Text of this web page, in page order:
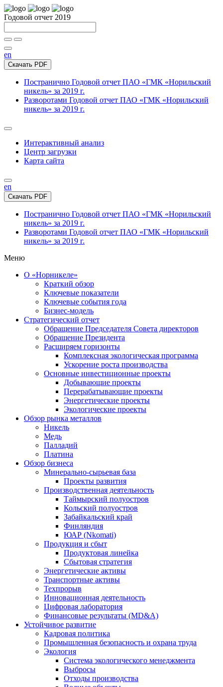
Годовой отчет 2019
en
Скачать PDF
Постранично Годовой отчет ПАО «ГМК «Норильский
никель» за 2019 г.
Разворотами Годовой отчет ПАО «ГМК «Норильский
никель» за 2019 г.
Интерактивный анализ
Центр загрузки
Карта сайта
en
Скачать PDF
Постранично Годовой отчет ПАО «ГМК «Норильский
никель» за 2019 г.
Разворотами Годовой отчет ПАО «ГМК «Норильский
никель» за 2019 г.
Меню
О «Норникеле»
Краткий обзор
Ключевые показатели
Ключевые события года
Бизнес-модель
Стратегический отчет
Обращение Председателя Совета директоров
Обращение Президента
Расширяем горизонты
Комплексная экологическая программа
Ускорение роста производства
Основные инвестиционные проекты
Добывающие проекты
Перерабатывающие проекты
Энергетические проекты
Экологические проекты
Обзор рынка металлов
Никель
Медь
Палладий
Платина
Обзор бизнеса
Минерально-сырьевая база
Проекты развития
Производственная деятельность
Таймырский полуостров
Кольский полуостров
Забайкальский край
Финляндия
ЮАР (Nkomati)
Продукция и сбыт
Продуктовая линейка
Сбытовая стратегия
Энергетические активы
Транспортные активы
Техпрорыв
Инновационная деятельность
Цифровая лаборатория
Финансовые результаты (MD&A)
Устойчивое развитие
Кадровая политика
Промышленная безопасность и охрана труда
Экология
Система экологического менеджмента
Выбросы
Отходы производства